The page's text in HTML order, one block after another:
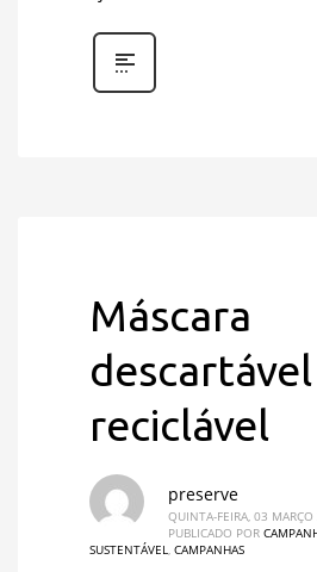
Máscara
reciclável
preserve
QUINTA-FEIRA, 03
PUBLICADO POR
SUSTENTÁVEL, CAMPANHAS